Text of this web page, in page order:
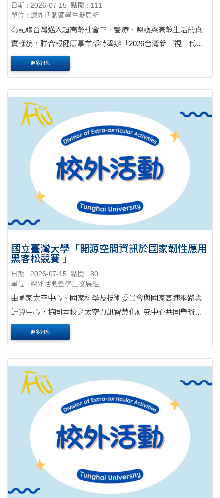
日期 : 2026-07-15
點閱 : 111
單位 : 課外活動暨學生發展組
為記錄台灣邁入超高齡社會下，醫療、照護與高齡生活的真
實樣貌，聯合報健康事業部特舉辦「2026台灣新『視』代攝
影徵件行動」，盼透過全民共創，累積屬於台灣當代醫療照
護之影像紀錄。 本活動徵件期間自中華民....
更多訊息
國立臺灣大學「開源空間資訊於國家韌性應用
黑客松競賽 」
日期 : 2026-07-15
點閱 : 80
單位 : 課外活動暨學生發展組
由國家太空中心、國家科學及技術委員會與國家高速網路與
計算中心，協同本校之太空資訊智慧化研究中心共同舉辦
「開源空間資訊於國家韌性應用黑客松競賽（OSSInt
2026）」，即日起正式徵件。本屆賽事總獎金高達新臺幣5....
更多訊息